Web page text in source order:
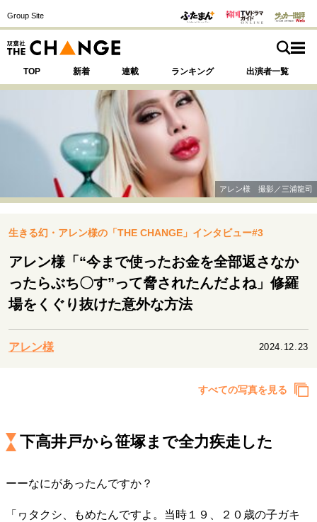
Group Site
TOP 新着 連載 ランキング 出演者一覧
注目の記事テーマで探す
運命を変えた出会い 決断の裏側
挫折からの再起
表現者の葛藤
人生が動いた日 10代の挫折と原点
セカンドキャリアの描き方
経営・ビジネス
アレン様 撮影／三浦龍司
生きる幻・アレン様の「THE CHANGE」インタビュー#3
アレン様「“今まで使ったお金を全部返さなか
ったらぶち〇す”って脅されたんだよね」修羅
場をくぐり抜けた意外な方法
アレン様 2024.12.23
すべての写真を見る
下高井戸から笹塚まで全力疾走した
ーーなにがあったんですか？
「ヮタクシ、もめたんですよ。当時１９、２０歳の子ガキ